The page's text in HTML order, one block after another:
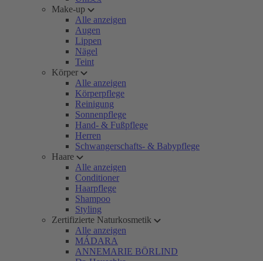
Make-up
Alle anzeigen
Augen
Lippen
Nägel
Teint
Körper
Alle anzeigen
Körperpflege
Reinigung
Sonnenpflege
Hand- & Fußpflege
Herren
Schwangerschafts- & Babypflege
Haare
Alle anzeigen
Conditioner
Haarpflege
Shampoo
Styling
Zertifizierte Naturkosmetik
Alle anzeigen
MÁDARA
ANNEMARIE BÖRLIND